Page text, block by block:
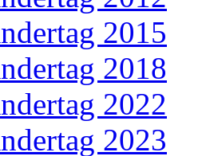
2015
2018
2022
2023